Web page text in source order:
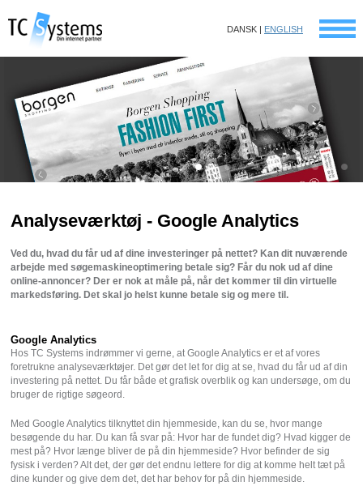
DANSK | ENGLISH
Analyseværktøj - Google Analytics
Ved du, hvad du får ud af dine investeringer på nettet? Kan dit nuværende
arbejde med søgemaskineoptimering betale sig? Får du nok ud af dine
online-annoncer? Der er nok at måle på, når det kommer til din virtuelle
markedsføring. Det skal jo helst kunne betale sig og mere til.
Google Analytics
Hos TC Systems indrømmer vi gerne, at Google Analytics er et af vores
foretrukne analyseværktøjer. Det gør det let for dig at se, hvad du får ud af din
investering på nettet. Du får både et grafisk overblik og kan undersøge, om du
bruger de rigtige søgeord.
Med Google Analytics tilknyttet din hjemmeside, kan du se, hvor mange
besøgende du har. Du kan få svar på: Hvor har de fundet dig? Hvad kigger de
mest på? Hvor længe bliver de på din hjemmeside? Hvor befinder de sig
fysisk i verden? Alt det, der gør det endnu lettere for dig at komme helt tæt på
dine kunder og give dem det, det har behov for på din hjemmeside.